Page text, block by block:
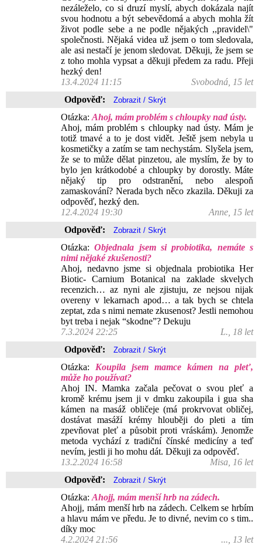
nezáleželo, co si druzí myslí, abych dokázala najít
svou hodnotu a být sebevědomá a abych mohla žít
život podle sebe a ne podle nějakých ,,pravidel\"
společnosti. Nějaká videa už jsem o tom sledovala,
ale asi nestačí je jenom sledovat. Děkuji, že jsem se
z toho mohla vypsat a děkuji předem za radu. Přeji
hezký den!
13.4.2024 11:15
Svobodná, 15 let
Odpověď:
Otázka: Ahoj, mám problém s chloupky nad ústy.
Ahoj, mám problém s chloupky nad ústy. Mám je
totiž tmavé a to je dost vidět. Ještě jsem nebyla u
kosmetičky a zatím se tam nechystám. Slyšela jsem,
že se to může dělat pinzetou, ale myslím, že by to
bylo jen krátkodobé a chloupky by dorostly. Máte
nějaký tip pro odstranění, nebo alespoň
zamaskování? Nerada bych něco zkazila. Děkuji za
odpověď, hezký den.
12.4.2024 19:30
Anne, 15 let
Odpověď:
Otázka:Objednala jsem si probiotika, nemáte s
nimi nějaké zkušenosti?
Ahoj, nedavno jsme si objednala probiotika Her
Biotic- Carnium Botanical na zaklade skvelych
recenzich… az nyni ale zjistuju, ze nejsou nijak
overeny v lekarnach apod… a tak bych se chtela
zeptat, zda s nimi nemate zkusenost? Jestli nemohou
byt treba i nejak “skodne”? Dekuju
7.3.2024 22:25
L., 18 let
Odpověď:
Otázka: Koupila jsem mamce kámen na pleť,
může ho používat?
Ahoj IN. Mamka začala pečovat o svou pleť a
kromě krému jsem ji v dmku zakoupila i gua sha
kámen na masáž obličeje (má prokrvovat obličej,
dostávat masáží krémy hlouběji do pleti a tím
zpevňovat pleť a působit proti vráskám). Jenomže
metoda vychází z tradiční čínské medicíny a teď
nevím, jestli ji ho mohu dát. Děkuji za odpověď.
13.2.2024 16:58
Misa, 16 let
Odpověď:
Otázka: Ahojj, mám menší hrb na zádech.
Ahojj, mám menší hrb na zádech. Celkem se hrbím
a hlavu mám ve předu. Je to divné, nevim co s tim..
díky moc
4.2.2024 21:56
..., 13 let